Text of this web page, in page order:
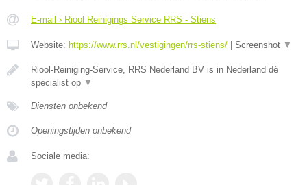
E-mail › Riool Reinigings Service RRS - Stiens
Website: https://www.rrs.nl/vestigingen/rrs-stiens/ Screenshot ▼
Riool-Reiniging-Service, RRS Nederland BV is in Nederland dé
specialist op ▼
Diensten onbekend
Openingstijden onbekend
Sociale media: